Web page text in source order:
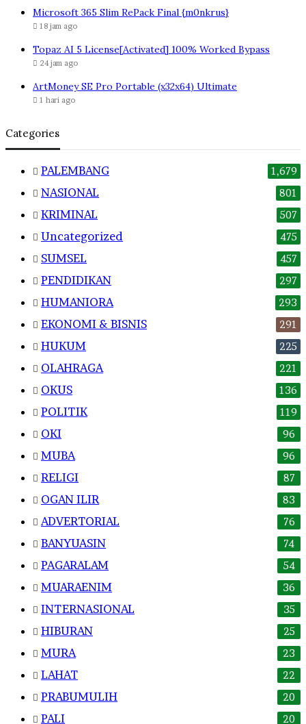
Microsoft 365 Slim RePack Final {m0nkrus}
18 jam ago
Topaz AI 5 License[Activated] 100% Worked Bypass
24 jam ago
ArtMoney SE Pro Portable (x32x64) Ultimate
1 hari ago
Categories
PALEMBANG 1,679
NASIONAL 801
KRIMINAL 507
Uncategorized 475
SUMSEL 457
PENDIDIKAN 297
HUMANIORA 293
EKONOMI & BISNIS 291
HUKUM 225
OLAHRAGA 221
OKUS 136
POLITIK 119
OKI 96
MUBA 96
RELIGI 87
OGAN ILIR 83
ADVERTORIAL 76
BANYUASIN 74
PAGARALAM 54
MUARAENIM 36
INTERNASIONAL 35
HIBURAN 25
MURA 23
LAHAT 22
PRABUMULIH 20
PALI 20